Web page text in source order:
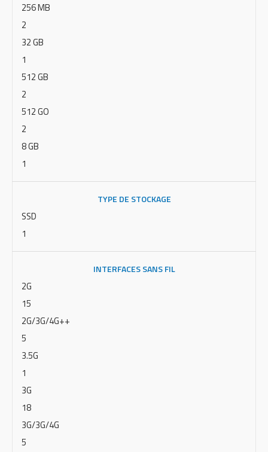
256 MB
2
32 GB
1
512 GB
2
512 GO
2
8 GB
1
TYPE DE STOCKAGE
SSD
1
INTERFACES SANS FIL
2G
15
2G/3G/4G++
5
3.5G
1
3G
18
3G/3G/4G
5